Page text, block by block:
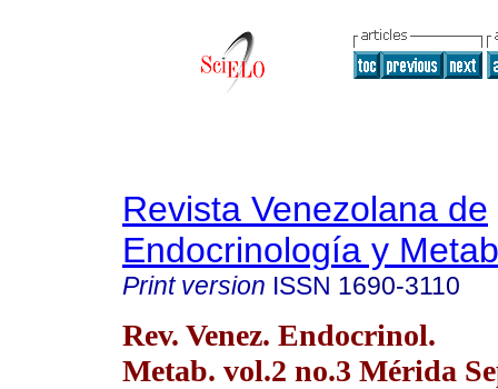
Revista Venezolana de
Endocrinología y
Print version ISSN 1690-3110
Rev. Venez. Endocrinol.
Metab. vol.2 no.3 Mérida